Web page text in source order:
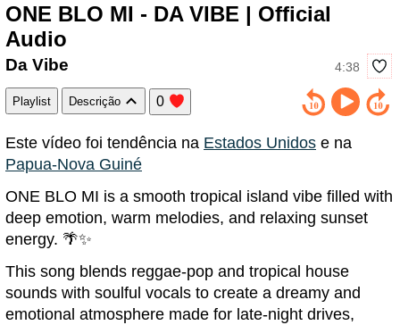
ONE BLO MI - DA VIBE | Official
Audio
4:38
Da Vibe
Playlist Descrição 0
Este vídeo foi tendência na Estados Unidos e na
Papua-Nova Guiné
ONE BLO MI is a smooth tropical island vibe filled with
deep emotion, warm melodies, and relaxing sunset
energy. 🌴✨
This song blends reggae-pop and tropical house
sounds with soulful vocals to create a dreamy and
emotional atmosphere made for late-night drives,